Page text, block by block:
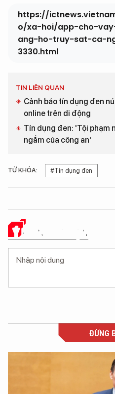
https://
o/xa-hoi/app-cho-
ang-ho-truy-sat-ca-
3330.html
TIN LIÊN QUAN
Cảnh báo tín dụng đen
online trên di động
Tín dụng đen: 'Tội phạm
ngắm của công an'
TỪ KHÓA: #Tín dụng đen
Ý KIẾN CỦA BẠN
ĐỪNG